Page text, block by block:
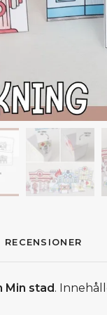
RECENSIONER
Min stad .